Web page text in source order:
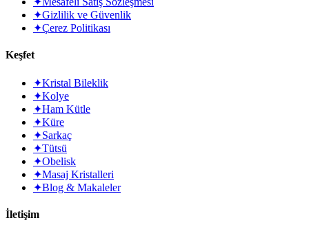
✦Gizlilik ve Güvenlik
✦Çerez Politikası
Keşfet
✦Kristal Bileklik
✦Kolye
✦Ham Kütle
✦Küre
✦Sarkaç
✦Tütsü
✦Obelisk
✦Masaj Kristalleri
✦Blog & Makaleler
İletişim